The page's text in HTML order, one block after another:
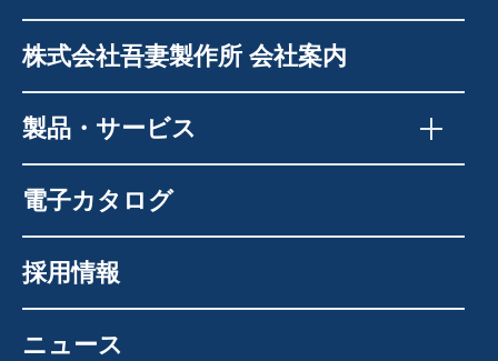
株式会社吾妻製作所 会社案内
製品・サービス
電子カタログ
採用情報
ニュース